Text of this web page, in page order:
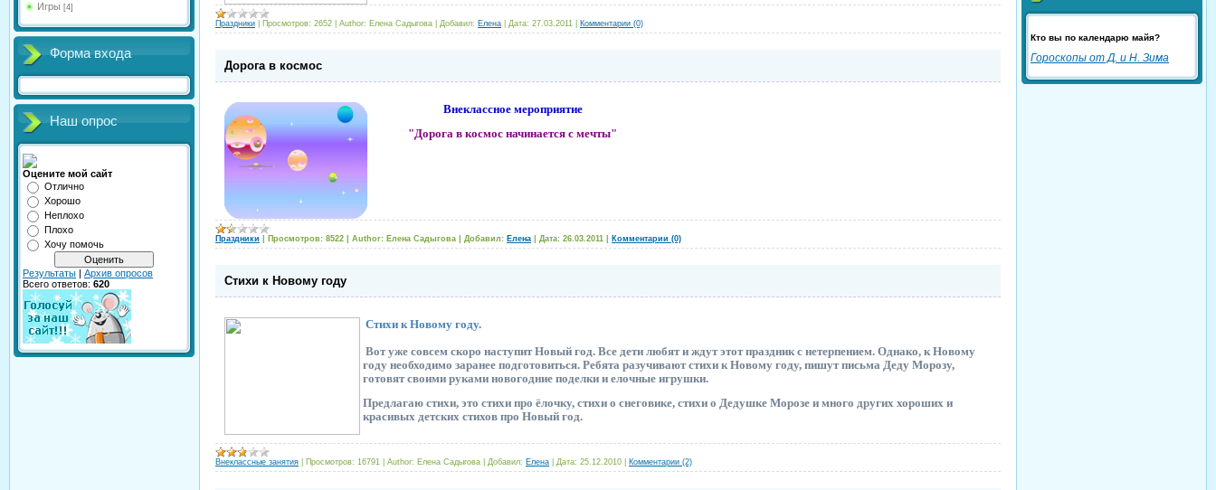
Игры [4]
Форма входа
Наш опрос
Оцените мой сайт
Отлично
Хорошо
Неплохо
Плохо
Хочу помочь
Результаты | Архив опросов
Всего ответов: 620
Праздники Просмотров: 2652 Author: Елена Садыгова Добавил: Елена Дата: 27.03.2011 Комментарии (0)
Дорога в космос
Внеклассное мероприятие
"Дорога в космос начинается с мечты"
Праздники Просмотров: 8522 Author: Елена Садыгова Добавил: Елена Дата: 26.03.2011 Комментарии (0)
Стихи к Новому году
Стихи к Новому году.
Вот уже совсем скоро наступит Новый год. Все дети любят и ждут этот праздник с нетерпением. Однако, к Новому
году необходимо заранее подготовиться. Ребята разучивают стихи к Новому году, пишут письма Деду Морозу,
готовят своими руками новогодние поделки и елочные игрушки.
Предлагаю стихи, это стихи про ёлочку, стихи о снеговике, стихи о Дедушке Морозе и много других хороших и
красивых детских стихов про Новый год.
Внеклассные занятия Просмотров: 16791 Author: Елена Садыгова Добавил: Елена Дата: 25.12.2010 Комментарии (2)
Кто вы по календарю майя?
Гороскопы от Д. и Н. Зима